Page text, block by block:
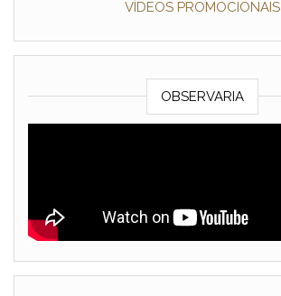
VÍDEOS PROMOCIONAIS
OBSERVARIA